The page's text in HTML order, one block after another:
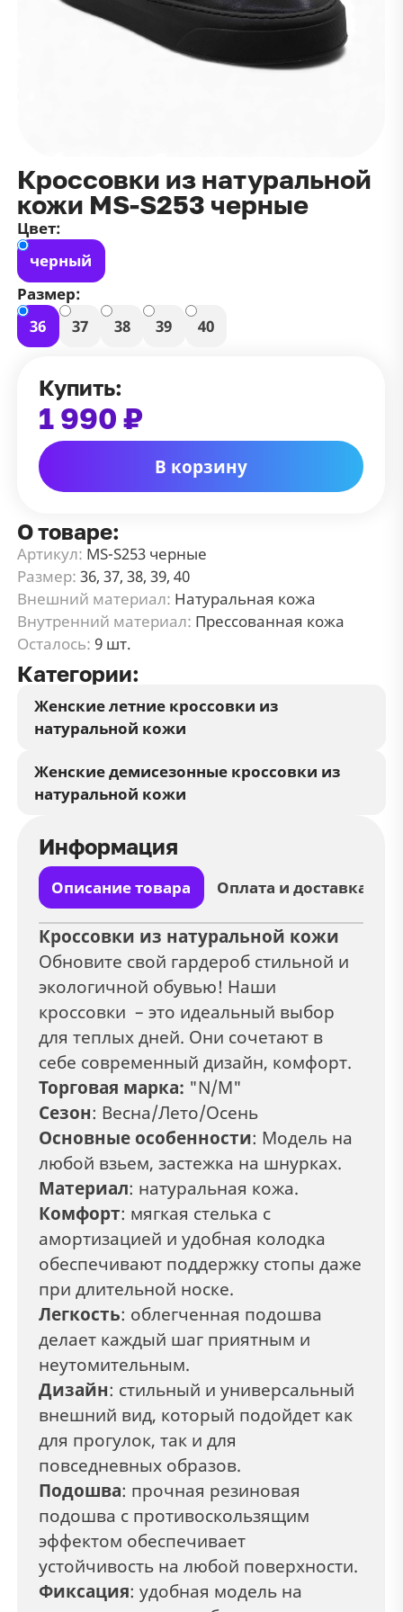
Кроссовки из натуральной
кожи MS-S253 черные
Цвет:
черный
Размер:
36
37 38 39 40
Купить:
1 990 ₽
В корзину
О товаре:
Артикул: MS-S253 черные
Размер: 36, 37, 38, 39, 40
Внешний материал: Натуральная кожа
Внутренний материал: Прессованная кожа
Осталось: 9 шт.
Категории:
Женские летние кроссовки из
натуральной кожи
Женские демисезонные кроссовки из
натуральной кожи
Информация
Описание товара Оплата и доставка
Кроссовки из натуральной кожи
Обновите свой гардероб стильной и
экологичной обувью! Наши
кроссовки – это идеальный выбор
для теплых дней. Они сочетают в
себе современный дизайн, комфорт.
Торговая марка: "N/M"
Сезон: Весна/Лето/Осень
Основные особенности: Модель на
любой взьем, застежка на шнурках.
Материал: натуральная кожа.
Комфорт: мягкая стелька с
амортизацией и удобная колодка
обеспечивают поддержку стопы даже
при длительной носке.
Легкость: облегченная подошва
делает каждый шаг приятным и
неутомительным.
Дизайн: стильный и универсальный
внешний вид, который подойдет как
для прогулок, так и для
повседневных образов.
Подошва: прочная резиновая
подошва с противоскользящим
эффектом обеспечивает
устойчивость на любой поверхности.
Фиксация: удобная модель на
данныхипубличной оффертой
Зарегистрироваться
42